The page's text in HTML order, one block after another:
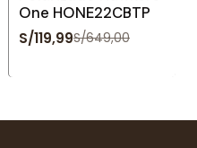
One HONE22CBTP
S/119,99S/649,00